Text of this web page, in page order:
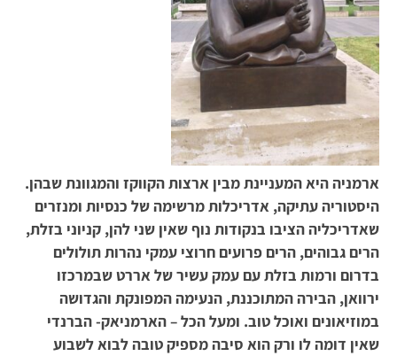
ארמניה היא המעניינת מבין ארצות הקווקז והמגוונת שבהן.
היסטוריה עתיקה, אדריכלות מרשימה של כנסיות ומנזרים
שאדריכליה הציבו בנקודות נוף שאין שני להן, קניוני בזלת,
הרים גבוהים, הרים פרועים חרוצי עמקי נהרות תולולים
בדרום ורמות בזלת עם עמק עשיר של אררט שבמרכזו
ירוואן, הבירה המתוכננת, הנעימה המפונקת והגדושה
במוזיאונים ואוכל טוב. ומעל הכל – הארמניאק- הברנדי
שאין דומה לו ורק הוא סיבה מספיק טובה לבוא לשבוע